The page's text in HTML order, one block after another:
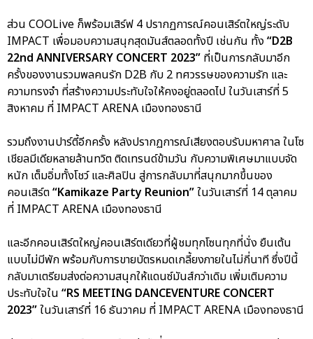
ส่วน COOLive ก็พร้อมเสิร์ฟ 4 ปรากฏการณ์คอนเสิร์ตใหญ่ระดับ
IMPACT เพื่อมอบความสนุกสุดมันส์ตลอดทั้งปี เช่นกัน ทั้ง“D2B
22nd ANNIVERSARY CONCERT 2023” ที่เป็นการกลับมาอีก
ครั้งของงานรวมพลคนรัก D2B กับ 2 ทศวรรษของความรัก และ
ความทรงจำ ที่สร้างความประทับใจให้คงอยู่ตลอดไป ในวันเสาร์ที่ 5
สิงหาคม ที่ IMPACT ARENA เมืองทองธานี
รวมถึงงานปาร์ตี้อีกครั้ง หลังปรากฏการณ์เสียงตอบรับมหาศาล ในโซ
เชียลมีเดียหลายล้านทวิต ติดเทรนด์ข้ามวัน กับความพิเศษมาแบบจัด
หนัก เต็มอิ่มทั้งโชว์ และศิลปิน สู่การกลับมาที่สนุกมากขึ้นของ
คอนเสิร์ต“Kamikaze Party Reunion”ในวันเสาร์ที่ 14 ตุลาคม
ที่ IMPACT ARENA เมืองทองธานี
และอีกคอนเสิร์ตใหญ่คอนเสิร์ตเดียวที่ผู้ชมทุกโซนทุกที่นั่ง ยืนเต้น
แบบไม่มีพัก พร้อมกับการขายบัตรหมดเกลี้ยงภายในไม่กี่นาที ซึ่งปีนี้
กลับมาเตรียมส่งต่อความสนุกให้แดนซ์มันส์กว่าเดิม เพิ่มเติมความ
ประทับใจใน “RS MEETING DANCEVENTURE CONCERT
2023”ในวันเสาร์ที่ 16 ธันวาคม ที่ IMPACT ARENA เมืองทองธานี